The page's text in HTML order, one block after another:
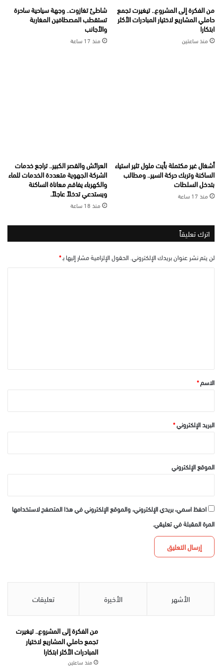
من الفكرة إلى المشروع.. تيغيرت تجمع
حاملي المشاريع لاختيار المبادرات الأكثر
ابتكارا
منذ ساعتين
شاطئ تغازوت.. وجهة سياحية ساحرة
تستقطب المصطافين المغاربة
والأجانب
منذ 17 ساعة
أشغال غير مكتملة بأيت ملول تثير استياء
الساكنة وتربك حركة السير.. ومطالب
بتدخل السلطات
منذ 17 ساعة
العرائش والقصر الكبير.. تراجع خدمات
الشركة الجهوية متعددة الخدمات للماء
والكهرباء يفاقم معاناة الساكنة
ويستدعي تدخلاً عاجلاً.
منذ 18 ساعة
اترك تعليقاً
لن يتم نشر عنوان بريدك الإلكتروني. الحقول الإلزامية مشار إليها بـ*
*الاسم*
البريد الإلكتروني*
الموقع الإلكتروني
احفظ اسمي، بريدي الإلكتروني، والموقع الإلكتروني في هذا المتصفح لاستخدامها
المرة المقبلة في تعليقي.
الأشهر الأخيرة تعليقات
من الفكرة إلى المشروع.. تيغيرت
تجمع حاملي المشاريع لاختيار
المبادرات الأكثر ابتكارا
منذ ساعتين